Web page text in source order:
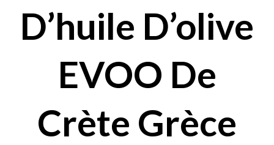
D’huile D’olive
EVOO De
Crète Grèce